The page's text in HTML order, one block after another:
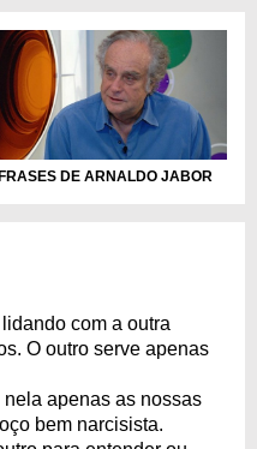
DE ARNALDO JABOR
com a outra
O outro serve apenas
apenas as nossas
bem narcisista.